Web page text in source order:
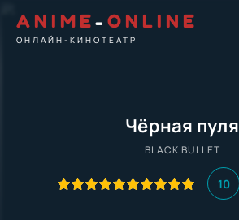
ANIME- ONLINE
ОНЛАЙН-КИНОТЕАТР
Чёрная пуля
BLACK BULLET
10